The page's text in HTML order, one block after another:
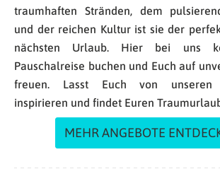
traumhaften Stränden, dem
und der reichen Kultur ist sie der
nächsten Urlaub. Hier bei uns
Pauschalreise buchen und Euch auf
freuen. Lasst Euch von unseren
inspirieren und findet Euren
MEHR ANGEBOTE